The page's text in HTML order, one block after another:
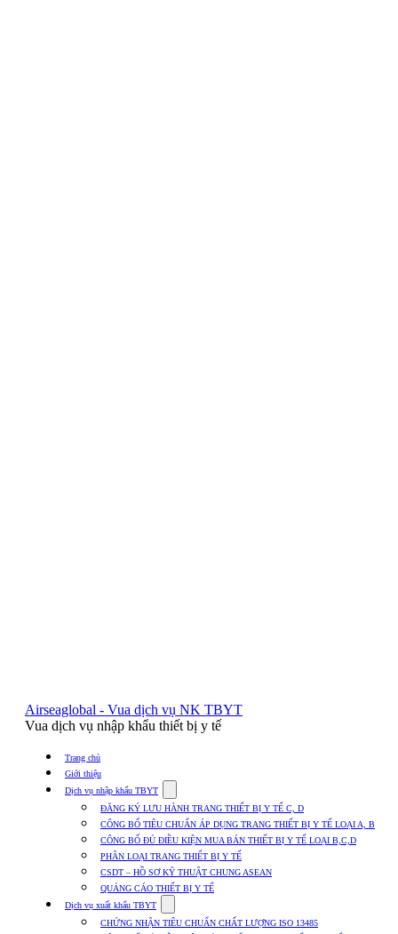
Airseaglobal - Vua dịch vụ NK TBYT
Vua dịch vụ nhập khẩu thiết bị y tế
Trang chủ
Giới thiệu
Dịch vụ nhập khẩu TBYT
submenu
for
Dịch
vụ
nhập
khẩu
TBYT
ĐĂNG KÝ LƯU HÀNH TRANG THIẾT BỊ Y TẾ C, D
CÔNG BỐ TIÊU CHUẨN ÁP DỤNG TRANG THIẾT BỊ Y TẾ LOẠI A, B
CÔNG BỐ ĐỦ ĐIỀU KIỆN MUA BÁN THIẾT BỊ Y TẾ LOẠI B,C,D
PHÂN LOẠI TRANG THIẾT BỊ Y TẾ
CSDT – HỒ SƠ KỸ THUẬT CHUNG ASEAN
QUẢNG CÁO THIẾT BỊ Y TẾ
Dịch vụ xuất khẩu TBYT
submenu
for
CHỨNG NHẬN TIÊU CHUẨN CHẤT LƯỢNG ISO 13485